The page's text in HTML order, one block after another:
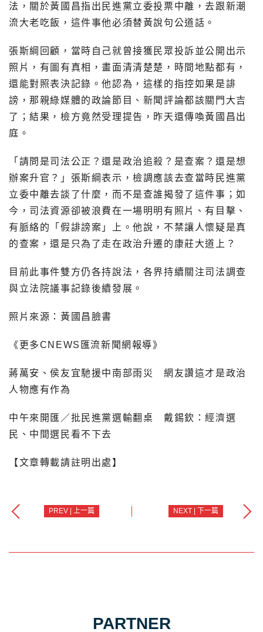
法，關於黃國昌指出民進黨立委投票中離，去跟新潮
流大老吃飯，這件事他必須替黃說句公道話。
張斯綱回顧，當時自己就曾接獲民眾投訴並公開出示
照片，有圖有真相，畫面清清楚楚，時間地點都有，
還能對照表決記錄。他認為，這樣的指控如果是誹
謗，那親綠媒體的政論節目、新聞評論都該關門大吉
了；結果，檢方竟然受理提告，昨天還傳喚黃國昌出
庭。
「請問是司法公正？還是政治追殺？是查案？還是想
辦案升官？」張斯綱表示，檢調應該去查當時民進黨
立委中離去談了什麼，而不是查誰揭發了這件事；如
今，司法資源卻被浪費在一場明明有照片、有目擊、
有脈絡的「假誹謗案」上。他說，不禁讓人懷疑是真
的查案，還是只為了走在政治升遷的康莊大道上？
目前此事件雙方仍各持說法，各界持續關注司法調查
與立法院議事記錄後續發展。
照片來源：黃國昌臉書
《更多CNEWS匯流新聞網報導》
蔣萬安、侯友宜馳援中南部雨災 網友讚這才是政治
人物應有作為
中午來開匯／批民進黨選輸翻桌 戴錫欽：經濟選
民、中間選民看不下去
【文章轉載請註明出處】
PREV | 上一篇 NEXT | 下一篇
PARTNER